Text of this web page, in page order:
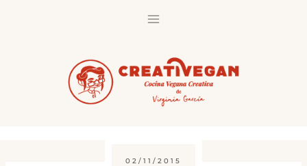
02/11/2015